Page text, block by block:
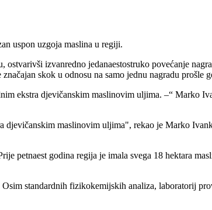
uspon uzgoja maslina u regiji.
izvanredno jedanaestostruko povećanje
značajan skok u odnosu na samo jednu nagradu prošle
ekstra djevičanskim maslinovim uljima. –
Marko
djevičanskim maslinovim uljima", rekao je Marko
petnaest godina regija je imala svega 18 hektara
standardnih fizikokemijskih analiza, laboratorij